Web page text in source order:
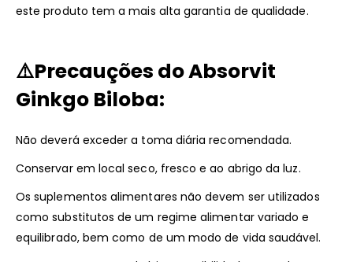
este produto tem a mais alta garantia de qualidade.
⚠️Precauções do Absorvit
Ginkgo Biloba:
Não deverá exceder a toma diária recomendada.
Conservar em local seco, fresco e ao abrigo da luz.
Os suplementos alimentares não devem ser utilizados
como substitutos de um regime alimentar variado e
equilibrado, bem como de um modo de vida saudável.